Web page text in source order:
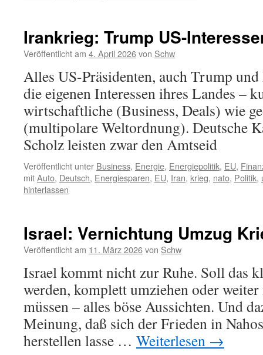
Irankrieg: Trump US-
Veröffentlicht am 4. April 2026von Schw
Alles US-Präsidenten, auch Trump
die eigenen Interessen ihres Landes –
wirtschaftliche (Business, Deals) wie
(multipolare Weltordnung). Deutsche
Scholz leisten zwar den Amtseid
Veröffentlicht unter Business, Energie, Energiepolitik, EU,
mitAuto, Deutsch, Energiesparen, EU, Iran, krieg, nato, Politik,
hinterlassen
Israel: Vernichtung Umzug
Veröffentlicht am 11. März 2026von Schw
Israel kommt nicht zur Ruhe. Soll das
werden, komplett umziehen oder
müssen – alles böse Aussichten. Und
Meinung, daß sich der Frieden in
herstellen lasse … Weiterlesen →